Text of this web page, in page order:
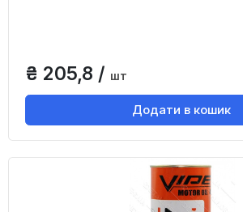
₴ 205,8 / шт
Додати в кошик